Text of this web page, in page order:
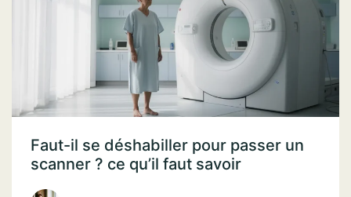
Faut-il se déshabiller pour passer un
scanner ? ce qu’il faut savoir